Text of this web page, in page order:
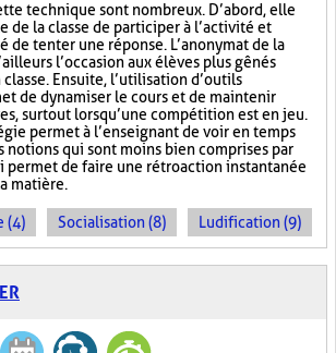
technique sont nombreux. D’abord, elle
de la classe de participer à l’activité et
de tenter une réponse. L’anonymat de la
l’occasion aux élèves plus gênés
Ensuite, l’utilisation d’outils
de dynamiser le cours et de maintenir
surtout lorsqu’une compétition est en jeu.
permet à l’enseignant de voir en temps
notions qui sont moins bien comprises par
permet de faire une rétroaction instantanée
matière.
(4) Socialisation (8) Ludification (9)